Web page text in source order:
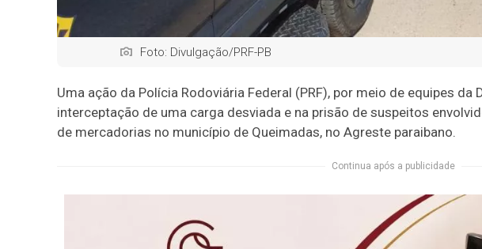
Foto: Divulgação/PRF-PB
Uma ação da Polícia Rodoviária Federal (PRF), por meio de equipes da
interceptação de uma carga desviada e na prisão de suspeitos
de mercadorias no município de Queimadas, no Agreste paraibano.
Continua após a publicidade